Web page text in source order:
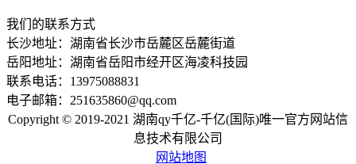
我们的联系方式
长沙地址：湖南省长沙市岳麓区岳麓街道
岳阳地址：湖南省岳阳市经开区海凌科技园
联系电话：13975088831
电子邮箱：251635860@qq.com
Copyright © 2019-2021 湖南qy千亿-千亿(国际)唯一官方网站信
息技术有限公司
网站地图